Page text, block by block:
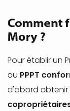
Comment
Mory ?
Pour établir un
ou PPPT
d'abord